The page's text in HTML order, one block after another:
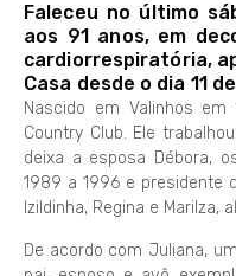
Faleceu no último
aos 91 anos, em
cardiorrespiratória,
Casa desde o dia 11
Nascido em Valinhos
Country Club. Ele
deixa a esposa Débora,
1989 a 1996 e presidente
Izildinha, Regina e Marilza,
De acordo com Juliana,